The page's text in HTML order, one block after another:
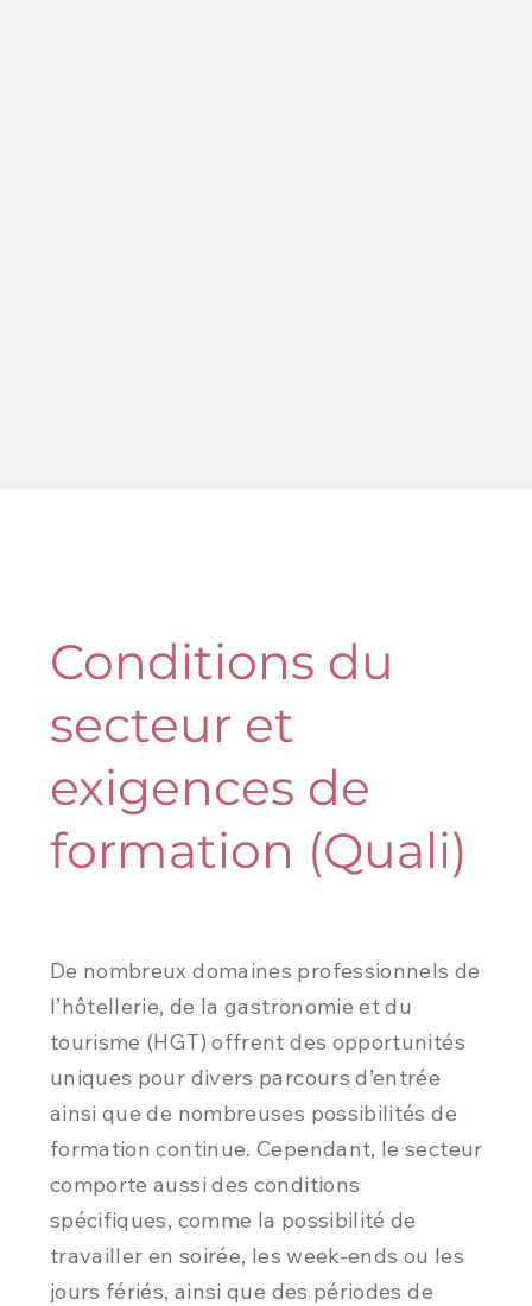
Conditions du
secteur et
exigences de
formation (Quali)
De nombreux domaines professionnels de
l’hôtellerie, de la gastronomie et du
tourisme (HGT) offrent des opportunités
uniques pour divers parcours d’entrée
ainsi que de nombreuses possibilités de
formation continue. Cependant, le secteur
comporte aussi des conditions
spécifiques, comme la possibilité de
travailler en soirée, les week-ends ou les
jours fériés, ainsi que des périodes de